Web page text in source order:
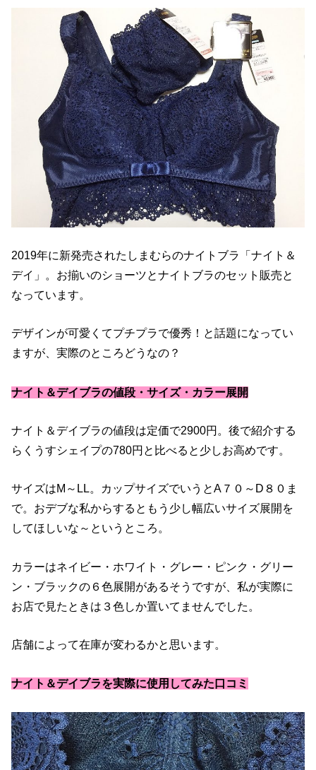
2019年に新発売されたしまむらのナイトブラ「ナイト＆
デイ」。お揃いのショーツとナイトブラのセット販売と
なっています。
デザインが可愛くてプチプラで優秀！と話題になってい
ますが、実際のところどうなの？
ナイト＆デイブラの値段・サイズ・カラー展開
ナイト＆デイブラの値段は定価で2900円。後で紹介する
らくうすシェイプの780円と比べると少しお高めです。
サイズはM～LL。カップサイズでいうとA７０～D８０ま
で。おデブな私からするともう少し幅広いサイズ展開を
してほしいな～というところ。
カラーはネイビー・ホワイト・グレー・ピンク・グリー
ン・ブラックの６色展開があるそうですが、私が実際に
お店で見たときは３色しか置いてませんでした。
店舗によって在庫が変わるかと思います。
ナイト＆デイブラを実際に使用してみた口コミ